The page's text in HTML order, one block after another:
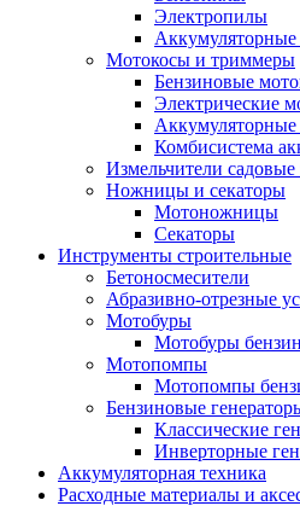
Электропилы
Мотокосы и триммеры
Бензиновые
Электрические
Комбисистема
Измельчители садовые
Ножницы и секаторы
Мотоножницы
Секаторы
Инструменты строительные
Бетоносмесители
Абразивно-отрезные
Мотобуры
Мотобуры
Мотопомпы
Мотопомпы
Бензиновые
Классические
Инверторные
Аккумуляторная техника
Расходные материалы и